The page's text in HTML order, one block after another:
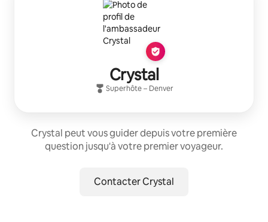
Crystal
Superhôte– Denver
Crystal peut vous guider depuis votre première
question jusqu'à votre premier voyageur.
Contacter Crystal